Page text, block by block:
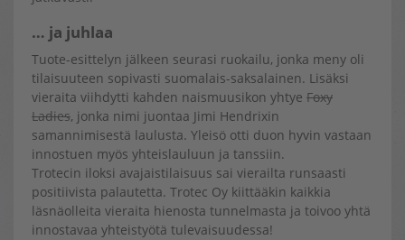
… ja juhlaa
Tuote-esittelyn jälkeen seurasi ruokailu, jonka meny oli
tilaisuuteen sopivasti suomalais-saksalainen. Lisäksi
vieraita viihdytti kahden naismuusikon yhtye Foxy
Ladies, jonka nimi juontaa Jimi Hendrixin
samannimisestä laulusta. Yleisö otti duon hyvin vastaan
innostuen myös yhteislauluun ja tanssiin.
Trotecin iloksi avajaistilaisuus sai vierailta runsaasti
positiivista palautetta. Trotec Oy kiittääkin kaikkia
läsnäolleita vieraita hienosta tunnelmasta ja toivoo yhtä
innostavaa yhteistyötä tulevaisuudessa!